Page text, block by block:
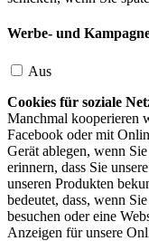
Werbe- und
Aus
Cookies für soziale
Manchmal kooperieren
Facebook oder mit
Gerät ablegen, wenn
erinnern, dass Sie
unseren Produkten
bedeutet, dass, wenn
besuchen oder eine
Anzeigen für unsere